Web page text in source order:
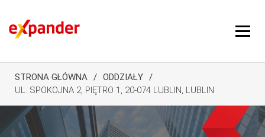
STRONA GŁÓWNA
ODDZIAŁY
UL. SPOKOJNA 2, PIĘTRO 1, 20-074 LUBLIN, LUBLIN